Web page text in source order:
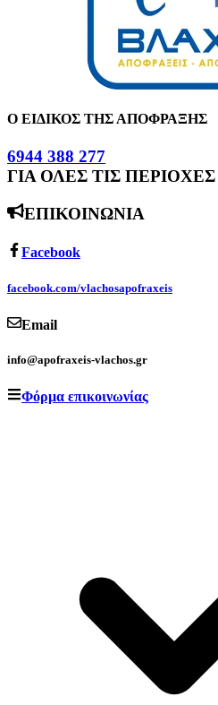
Ο ΕΙΔΙΚΟΣ ΤΗΣ ΑΠΟΦΡΑΞΗΣ
6944 388 277
ΓΙΑ ΟΛΕΣ ΤΙΣ ΠΕΡΙΟΧΕΣ
ΕΠΙΚΟΙΝΩΝΙΑ
Facebook
facebook.com/vlachosapofraxeis
Email
info@apofraxeis-vlachos.gr
Φόρμα επικοινωνίας